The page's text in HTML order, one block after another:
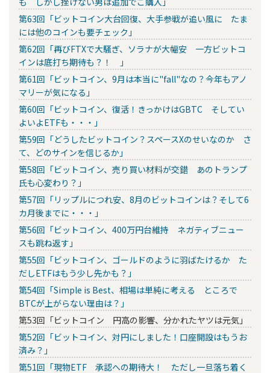
第63回「ビットコイン大台回復、大手参戦が追い風に たま
には他のコインも要チェック」
第62回「再びFTXで大騒ぎ、ソラナが大幅安 一方ビットコ
インは底打ち期待も？！ 」
第61回「ビットコイン、9月は本当に"fall"なの？今年もアノ
マリーが気になる」
第60回「ビットコイン、復活！きっかけはGBTC そしてい
よいよETFも・・・」
第59回「どうしたビットコイン？スペースXのせいなのか さ
て、どのサインを信じるか」
第58回「ビットコイン、売り買い材料が交錯 あのトランプ
氏も心変わり？」
第57回「リップルにつれ安、8月のビットコインは？そして6
カ月後までに・・・」
第56回「ビットコイン、400万円台維持 ネガティブニュー
スも跳ね返す」
第55回「ビットコイン、ゴールドのように羽ばたけるか た
だしETFはもう少し先かも？」
第54回「Simple is Best、相場は単純に考える ところで
BTCが上がらない理由は？」
第53回「ビットコイン 円高の影響、分かれたヤツは元気」
第52回「ビットコイン、対円にしました！口座開設はもうお
済み？」
第51回「現物ETF 承認への期待大！ ただし一旦落ち着く